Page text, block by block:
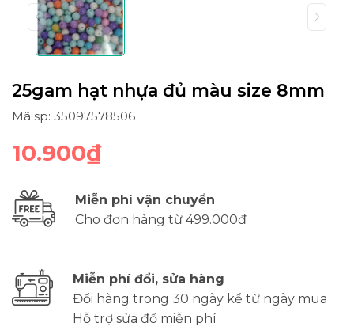
25gam hạt nhựa đủ màu size 8mm
Mã sp: 35097578506
10.900₫
Miễn phí vận chuyển
Cho đơn hàng từ 499.000đ
Miễn phí đổi, sửa hàng
Đổi hàng trong 30 ngày kể từ ngày mua
Hỗ trợ sửa đồ miễn phí